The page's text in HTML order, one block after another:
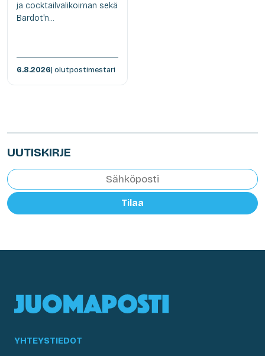
ja cocktailvalikoiman sekä
Bardot'n...
6.8.2026| olutpostimestari
UUTISKIRJE
Tilaa
YHTEYSTIEDOT